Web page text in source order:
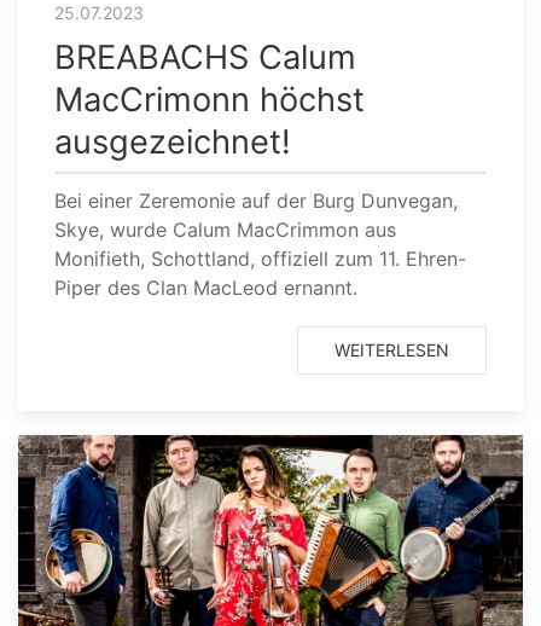
25.07.2023
BREABACHS Calum
MacCrimonn höchst
ausgezeichnet!
Bei einer Zeremonie auf der Burg Dunvegan,
Skye, wurde Calum MacCrimmon aus
Monifieth, Schottland, offiziell zum 11. Ehren-
Piper des Clan MacLeod ernannt.
WEITERLESEN